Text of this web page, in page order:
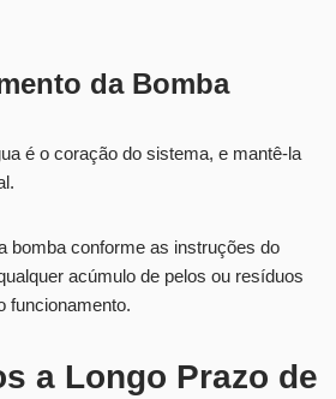
da Bomba
é o coração do sistema, e mantê-la
bomba conforme as instruções do
acúmulo de pelos ou resíduos
funcionamento.
a Longo Prazo de